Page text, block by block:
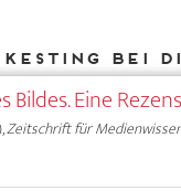
bei
Eine
Zeitschrift für